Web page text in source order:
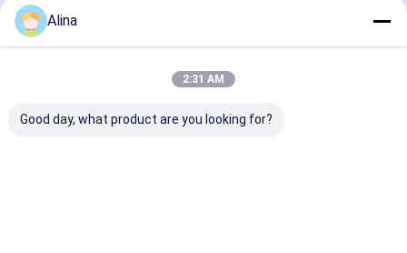
Polecane Produkty
Alina
2:31 AM
Good day, what product are you looking for?